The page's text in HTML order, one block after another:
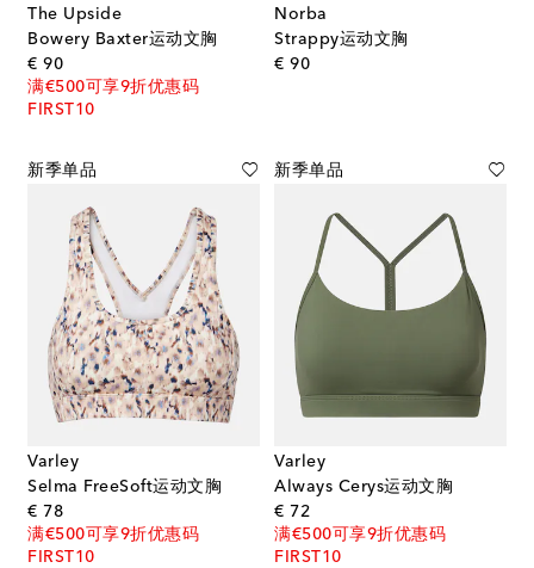
The Upside
Bowery Baxter运动文胸
€ 90original price
满€500可享9折优惠码
FIRST10
Norba
Strappy运动文胸
€ 90original price
新季单品
Varley
Selma FreeSoft运动文胸
€ 78original price
满€500可享9折优惠码
FIRST10
新季单品
Varley
Always Cerys运动文胸
€ 72original price
满€500可享9折优惠码
FIRST10